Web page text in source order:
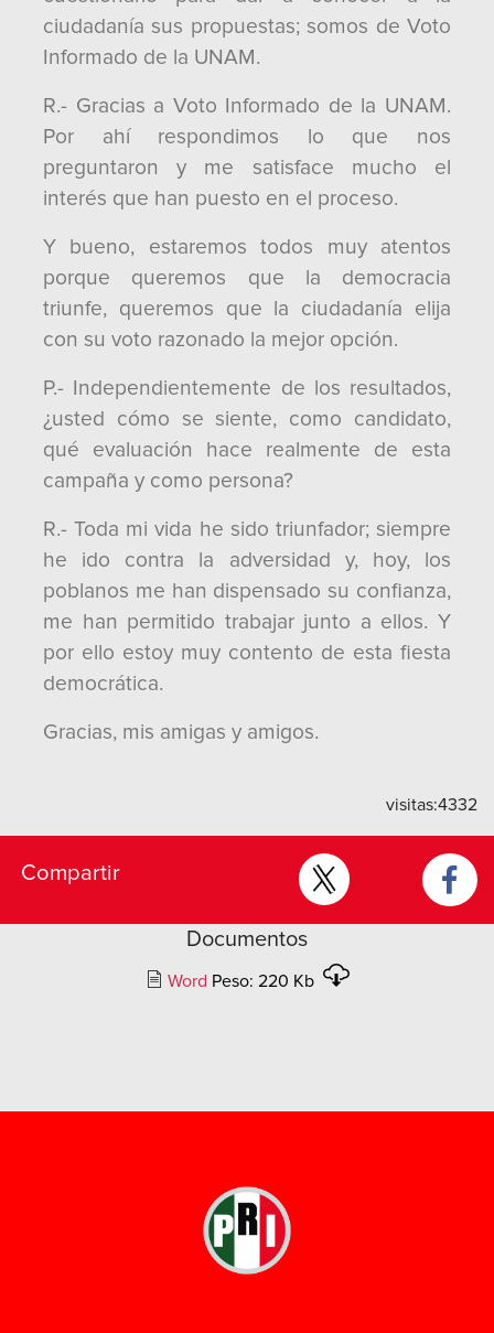
ciudadanía sus propuestas; somos de Voto
Informado de la UNAM.
R.- Gracias a Voto Informado de la UNAM.
Por ahí respondimos lo que nos
preguntaron y me satisface mucho el
interés que han puesto en el proceso.
Y bueno, estaremos todos muy atentos
porque queremos que la democracia
triunfe, queremos que la ciudadanía elija
con su voto razonado la mejor opción.
P.- Independientemente de los resultados,
¿usted cómo se siente, como candidato,
qué evaluación hace realmente de esta
campaña y como persona?
R.- Toda mi vida he sido triunfador; siempre
he ido contra la adversidad y, hoy, los
poblanos me han dispensado su confianza,
me han permitido trabajar junto a ellos. Y
por ello estoy muy contento de esta fiesta
democrática.
Gracias, mis amigas y amigos.
visitas:4332
Compartir
Documentos
Word Peso: 220 Kb